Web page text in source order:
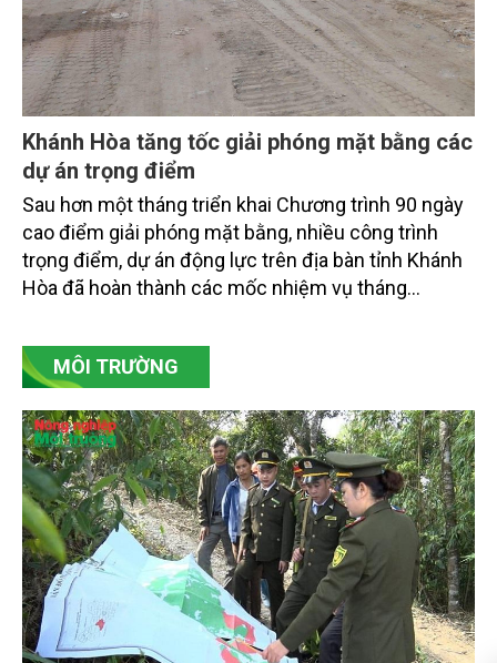
Khánh Hòa tăng tốc giải phóng mặt bằng các
dự án trọng điểm
Sau hơn một tháng triển khai Chương trình 90 ngày
cao điểm giải phóng mặt bằng, nhiều công trình
trọng điểm, dự án động lực trên địa bàn tỉnh Khánh
Hòa đã hoàn thành các mốc nhiệm vụ tháng
vụ tháng 8 và tháng 9 đang được tiếp tục triển khai
với tiến độ khác nhau.
MÔI TRƯỜNG